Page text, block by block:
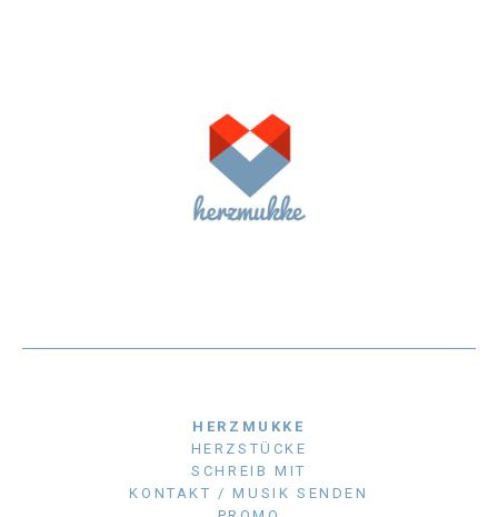
HERZMUKKE
HERZSTÜCKE
SCHREIB MIT
KONTAKT / MUSIK SENDEN